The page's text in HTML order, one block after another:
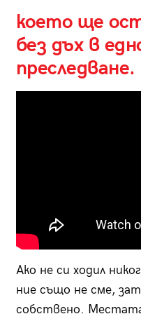
което ще
без дъх в
преследване.
Ако не си ходил
ние също не сме,
собствено.